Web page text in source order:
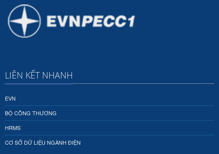
LIÊN KẾT NHANH
EVN
BỘ CÔNG THƯƠNG
HRMS
CƠ SỞ DỮ LIỆU NGÀNH ĐIỆN